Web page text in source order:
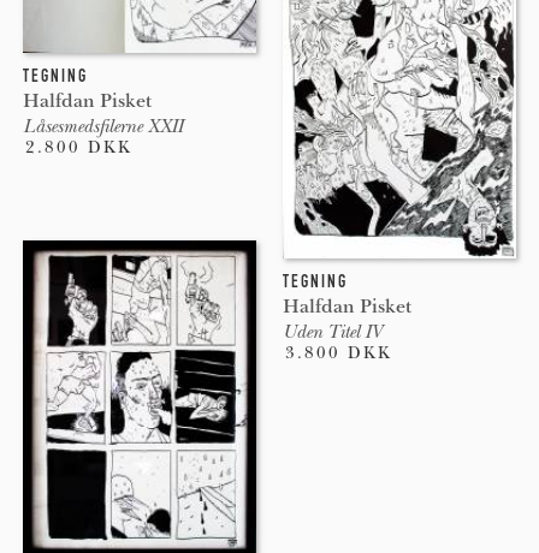
TEGNING
Halfdan Pisket
Låsesmedsfilerne XXII
2.800 DKK
TEGNING
Halfdan Pisket
Uden Titel IV
3.800 DKK